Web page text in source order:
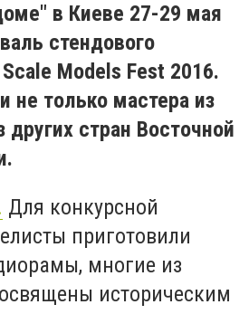
в Киеве 27-29 мая
стендового
Models Fest 2016.
не только мастера из
стран Восточной
Для конкурсной
приготовили
многие из
историческим